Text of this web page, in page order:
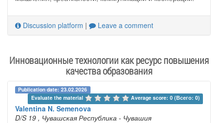
Discussion platform | Leave a comment
Инновационные технологии как ресурс повышения
качества образования
Publication date: 23.02.2026
Evaluate the material
Average score: 0 (Всего: 0)
Valentina N. Semenova
D/S 19 , Чувашская Республика - Чувашия